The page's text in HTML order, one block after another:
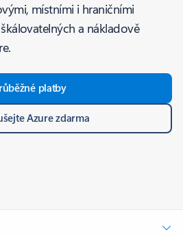
místními i hraničními
a nákladově
platby
Azure zdarma